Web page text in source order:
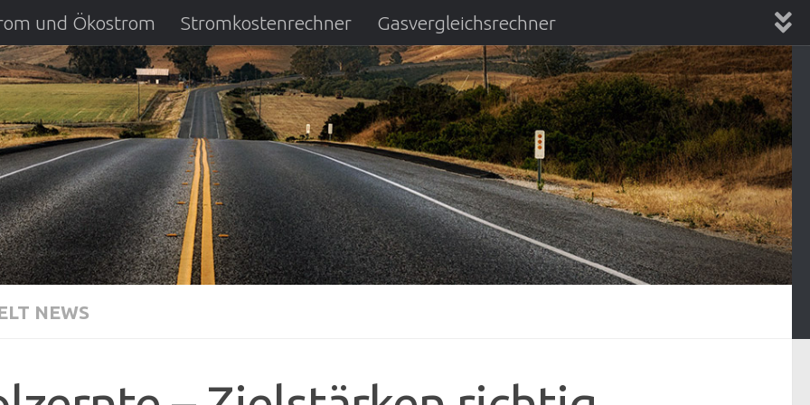
und Ökostrom Stromkostenrechner Gasvergleichsrechner
DSL Anbietervergleich Kreditvergleichsrechner
NEWS